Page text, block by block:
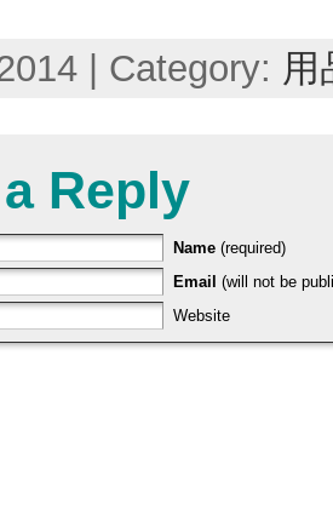
| Category: 用
Reply
Name(required)
Email (will not be
Website